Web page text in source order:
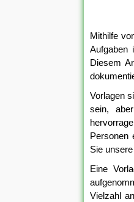
Mithilfe
Aufgaben
Diesem
Vorlagen
sein,
Personen
Sie
Eine
Vielzahl